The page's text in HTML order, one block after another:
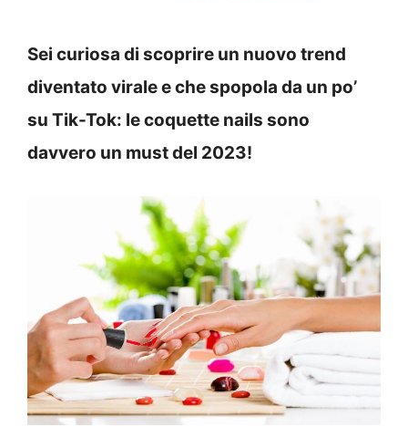
Sei curiosa di scoprire un nuovo trend
diventato virale e che spopola da un po’
su Tik-Tok: le coquette nails sono
davvero un must del 2023!